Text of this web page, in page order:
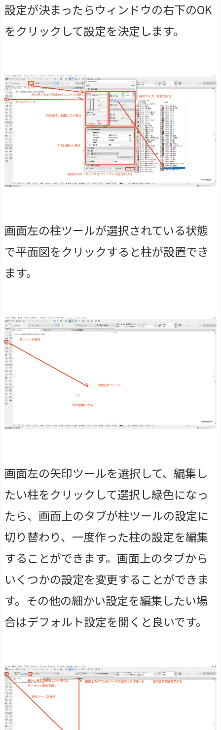
設定が決まったらウィンドウの右下のOK
をクリックして設定を決定します。
画面左の柱ツールが選択されている状態
で平面図をクリックすると柱が設置でき
ます。
画面左の矢印ツールを選択して、編集し
たい柱をクリックして選択し緑色になっ
たら、画面上のタブが柱ツールの設定に
切り替わり、一度作った柱の設定を編集
することができます。画面上のタブから
いくつかの設定を変更することができま
す。その他の細かい設定を編集したい場
合はデフォルト設定を開くと良いです。